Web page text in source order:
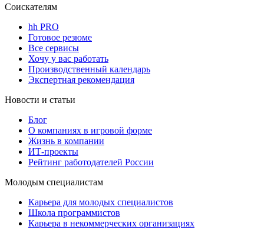
Соискателям
hh PRO
Готовое резюме
Все сервисы
Хочу у вас работать
Производственный календарь
Экспертная рекомендация
Новости и статьи
Блог
О компаниях в игровой форме
Жизнь в компании
ИТ-проекты
Рейтинг работодателей России
Молодым специалистам
Карьера для молодых специалистов
Школа программистов
Карьера в некоммерческих организациях